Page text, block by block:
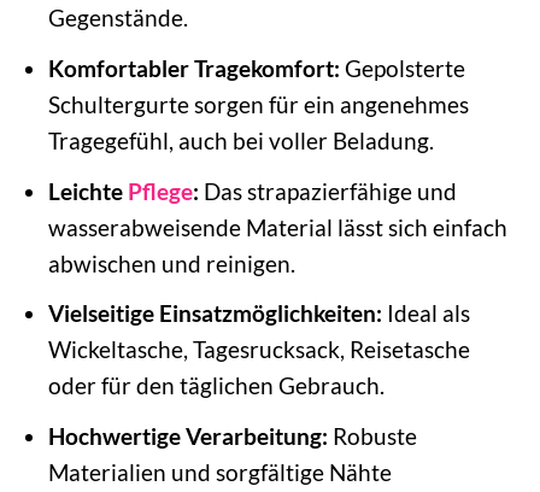
Gegenstände.
Komfortabler Tragekomfort: Gepolsterte
Schultergurte sorgen für ein angenehmes
Tragegefühl, auch bei voller Beladung.
Leichte Pflege: Das strapazierfähige und
wasserabweisende Material lässt sich einfach
abwischen und reinigen.
Vielseitige Einsatzmöglichkeiten: Ideal als
Wickeltasche, Tagesrucksack, Reisetasche
oder für den täglichen Gebrauch.
Hochwertige Verarbeitung: Robuste
Materialien und sorgfältige Nähte